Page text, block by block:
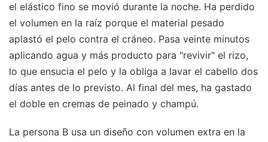
el elástico fino se movió durante la noche. Ha perdido
el volumen en la raíz porque el material pesado
aplastó el pelo contra el cráneo. Pasa veinte minutos
aplicando agua y más producto para "revivir" el rizo,
lo que ensucia el pelo y la obliga a lavar el cabello dos
días antes de lo previsto. Al final del mes, ha gastado
el doble en cremas de peinado y champú.
La persona B usa un diseño con volumen extra en la